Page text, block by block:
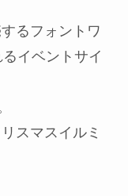
るフォントワ
イベントサイ
スマスイルミ